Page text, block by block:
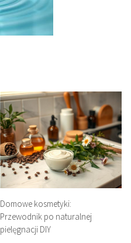
Domowe kosmetyki:
Przewodnik po naturalnej
pielęgnacji DIY